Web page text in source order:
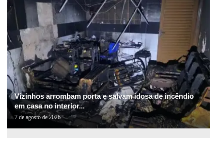
Vizinhos arrombam porta e salvam idosa de incêndio
em casa no interior...
7 de agosto de 2026